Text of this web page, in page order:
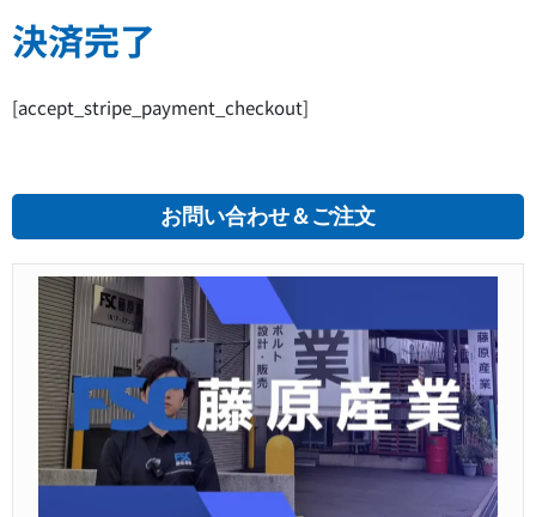
決済完了
[accept_stripe_payment_checkout]
お問い合わせ＆ご注文